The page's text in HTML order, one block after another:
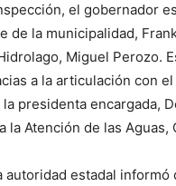
el gobernador
de la municipalidad,
Miguel Perozo.
a la articulación con
presidenta encargada,
la Atención de las Aguas,
autoridad estadal informó